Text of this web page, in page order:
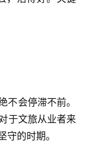
不会停滞不前。
于文旅从业者来
的时期。